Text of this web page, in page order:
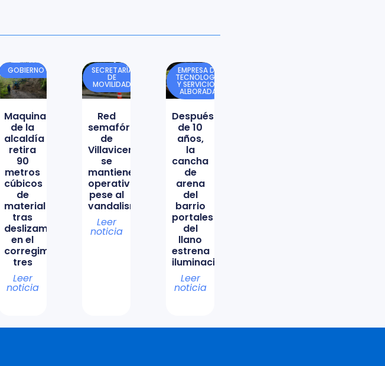
GOBIERNO
Maquinaria
de la
alcaldía
retira
90
metros
cúbicos
de
material
tras
deslizamiento
en el
corregimiento
tres
Leer
noticia
SECRETARÍA
DE
MOVILIDAD
Red
semafórica
de
Villavicencio
se
mantiene
operativa
pese al
vandalismo
Leer
noticia
EMPRESA DE
TECNOLOGÍA
Y SERVICIOS
ALBORADA
Después
de 10
años,
la
cancha
de
arena
del
barrio
portales
del
llano
estrena
iluminación
Leer
noticia